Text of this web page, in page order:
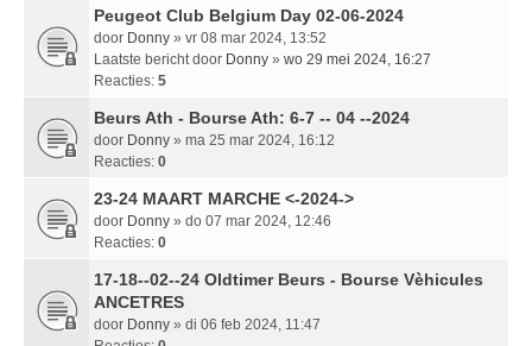
Peugeot Club Belgium Day 02-06-2024
door Donny » vr 08 mar 2024, 13:52
Laatste bericht door Donny » wo 29 mei 2024, 16:27
Reacties: 5
Beurs Ath - Bourse Ath: 6-7 -- 04 --2024
door Donny » ma 25 mar 2024, 16:12
Reacties: 0
23-24 MAART MARCHE <-2024->
door Donny » do 07 mar 2024, 12:46
Reacties: 0
17-18--02--24 Oldtimer Beurs - Bourse Vèhicules
ANCETRES
door Donny » di 06 feb 2024, 11:47